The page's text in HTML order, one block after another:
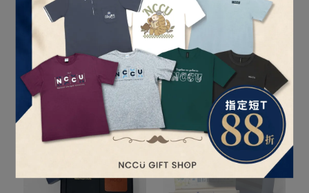
NT$60NT$80
加入購物車
【特惠】NCCU韓系拼接唰
唰感運動夾克(可拆帽)-天
空藍
NT$1480
加入購物車